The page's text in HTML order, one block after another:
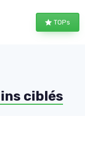
TOPs
ciblés